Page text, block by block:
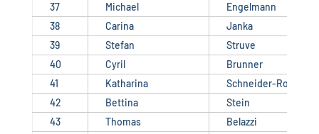
37
Michael
Engelmann
38
Carina
Janka
39
Stefan
Struve
40
Cyril
Brunner
41
Katharina
Schneider-Roos
42
Bettina
Stein
43
Thomas
Belazzi